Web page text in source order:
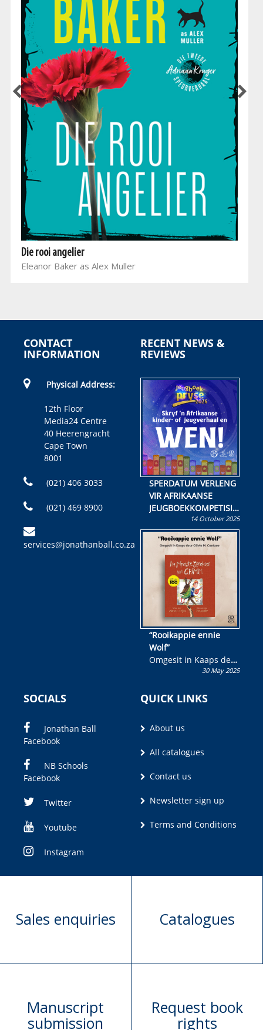
Die rooi angelier
Eleanor Baker as Alex Muller
CONTACT
INFORMATION
Physical Address:
12th Floor
Media24 Centre
40 Heerengracht
Cape Town
8001
(021) 406 3033
(021) 469 8900
services@jonathanball.co.za
RECENT NEWS &
REVIEWS
SPERDATUM VERLENG
VIR AFRIKAANSE
JEUGBOEKKOMPETISIE
Skryf ’n jeugboek of
kinderboek en staan ’n
kans om R50 000 te
wen!
14 October 2025
“Rooikappie ennie
Wolf”
Omgesit in Kaaps deur
Olivia M. Coetzee30 May 2025
SOCIALS
Jonathan Ball
Facebook
NB Schools
Facebook
Twitter
Youtube
Instagram
QUICK LINKS
About us
All catalogues
Contact us
Newsletter sign up
Terms and Conditions
Sales enquiries Catalogues
Manuscript
submission
Request book
rights